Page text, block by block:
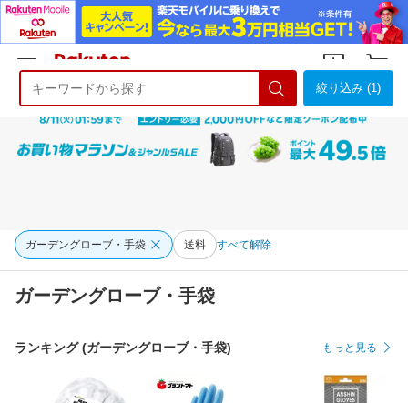
ようこそ 楽天市場へ ログイン
絞り込み (1)
ガーデングローブ・手袋 送料 すべて解除
ガーデングローブ・手袋
ランキング (ガーデングローブ・手袋) もっと見る